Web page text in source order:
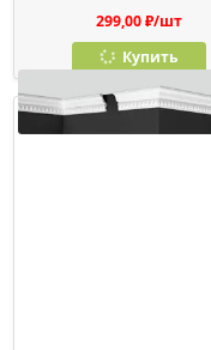
299,00 ₽/шт
Купить